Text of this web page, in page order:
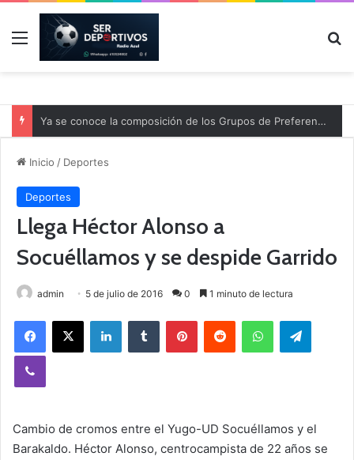
Menú
Ya se conoce la composición de los Grupos de Preferente y el calendario
Inicio / Deportes
Deportes
Llega Héctor Alonso a
Socuéllamos y se despide Garrido
admin 5 de julio de 2016 0 1 minuto de lectura
Cambio de cromos entre el Yugo-UD Socuéllamos y el
Barakaldo. Héctor Alonso, centrocampista de 22 años se